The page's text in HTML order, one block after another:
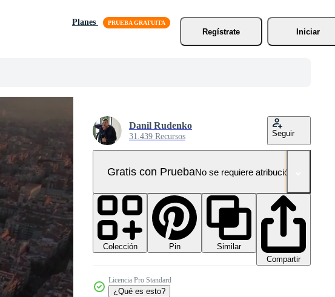
Planes
Regístrate
Iniciar
Danil Rudenko
31.439 Recursos Seguir
Gratis con PruebaNo se requiere atribución!
Colección Pin
Similar
Compartir
Licencia Pro Standard
¿Qué es esto?